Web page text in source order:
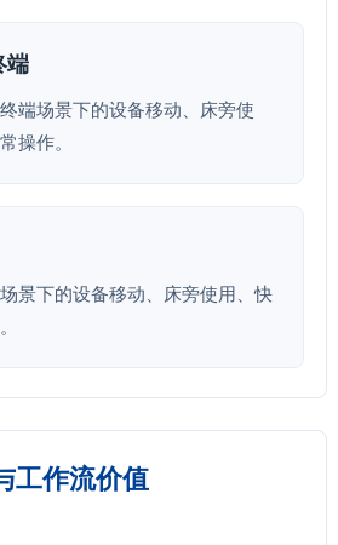
端
端场景下的设备移动、床旁使
操作。
景下的设备移动、床旁使用、快
工作流价值